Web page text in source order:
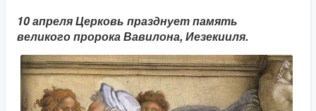
10 апреля Церковь празднует память
великого пророка Вавилона, Иезекииля.